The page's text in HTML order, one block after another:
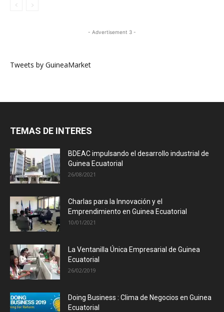
- Advertisement 3 -
Tweets by GuineaMarket
TEMAS DE INTERES
BDEAC impulsando el desarrollo industrial de
Guinea Ecuatorial
26/08/2021
Charlas para la Innovación y el
Emprendimiento en Guinea Ecuatorial
10/01/2021
La Ventanilla Única Empresarial de Guinea
Ecuatorial
26/02/2019
Doing Business : Clima de Negocios en Guinea
Ecuatorial